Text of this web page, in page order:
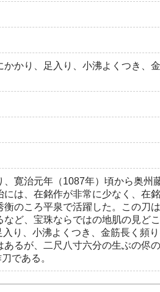
かり、足入り、小沸よくつき、
寛治元年（1087年）頃から奥州
は、在銘作が非常に少なく、在
のころ平泉で活躍した。この刀
ど、宝珠ならではの地肌の見ど
り、小沸よくつき、金筋長く頻
るが、二尺八寸六分の生ぶの侭
である。